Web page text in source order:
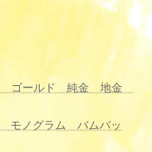
ゴールド 純金 地金
モノグラム バムバッ